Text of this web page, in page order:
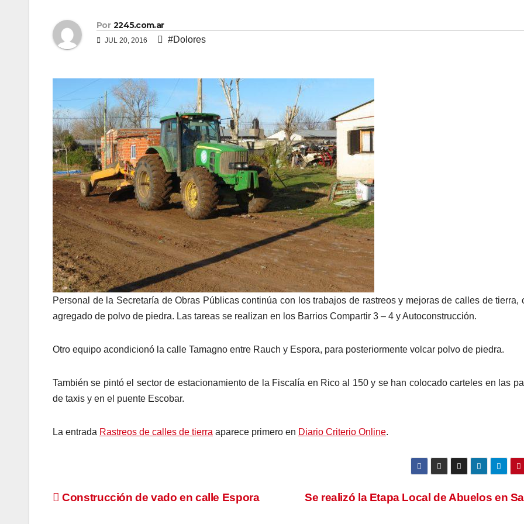
Por 2245.com.ar
JUL 20, 2016 #Dolores
Personal de la Secretaría de Obras Públicas continúa con los trabajos de rastreos y mejoras de calles de tierra,
agregado de polvo de piedra. Las tareas se realizan en los Barrios Compartir 3 – 4 y Autoconstrucción.
Otro equipo acondicionó la calle Tamagno entre Rauch y Espora, para posteriormente volcar polvo de piedra.
También se pintó el sector de estacionamiento de la Fiscalía en Rico al 150 y se han colocado carteles en las
de taxis y en el puente Escobar.
La entrada Rastreos de calles de tierra aparece primero en Diario Criterio Online.
Navegación
Se realizó la Etapa Local de Abuelos en
Construcción de vado en calle Espora